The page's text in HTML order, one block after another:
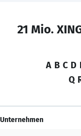
21 Mio.
A B C D
Q
Unternehmen